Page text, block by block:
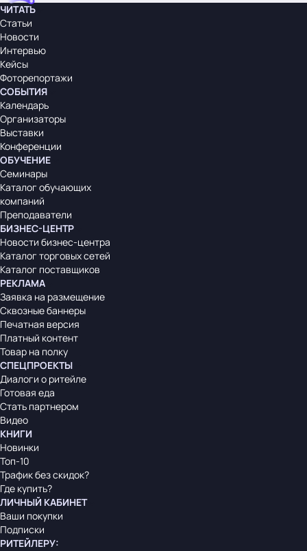
ЧИТАТЬ
Статьи
Новости
Интервью
Кейсы
Фоторепортажи
СОБЫТИЯ
Календарь
Организаторы
Выставки
Конференции
ОБУЧЕНИЕ
Семинары
Каталог обучающих
компаний
Преподаватели
БИЗНЕС-ЦЕНТР
Новости бизнес-центра
Каталог торговых сетей
Каталог поставщиков
РЕКЛАМА
Заявка на размещение
Сквозные баннеры
Печатная версия
Платный контент
Товар на полку
СПЕЦПРОЕКТЫ
Диалоги о ритейле
Готовая еда
Стать партнером
Видео
КНИГИ
Новинки
Топ-10
Трафик без скидок?
Где купить?
ЛИЧНЫЙ КАБИНЕТ
Ваши покупки
Подписки
РИТЕЙЛЕРУ: